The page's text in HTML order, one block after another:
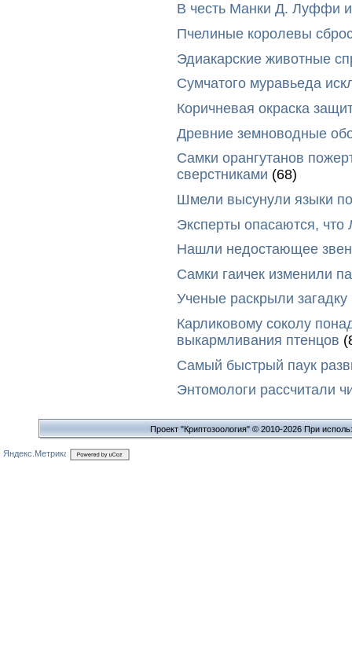
В честь Манки Д. Луффи
Пчелиные королевы
Эдиакарские животные
Сумчатого муравьеда
Коричневая окраска
Древние земноводные
Самки орангутанов
сверстниками (68)
Шмели высунули языки
Эксперты опасаются,
Нашли недостающее
Самки гаичек изменили
Ученые раскрыли загадку
Карликовому соколу
выкармливания птенцов
Самый быстрый паук
Энтомологи рассчитали
Проект "Криптозоология" © 2010-2026 При